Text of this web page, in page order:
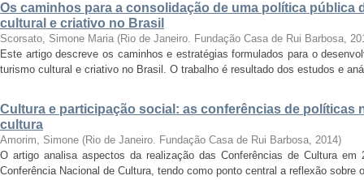
Os caminhos para a consolidação de uma política pública
cultural e criativo no Brasil
Scorsato, Simone Maria (Rio de Janeiro. Fundação Casa de Rui Barbosa,
Este artigo descreve os caminhos e estratégias formulados para o
turismo cultural e criativo no Brasil. O trabalho é resultado dos estudos e
Cultura e participação social: as conferências de políticas
cultura
Amorim, Simone (Rio de Janeiro. Fundação Casa de Rui Barbosa, 2014)
O artigo analisa aspectos da realização das Conferências de Cultura
Conferência Nacional de Cultura, tendo como ponto central a reflexão sobre